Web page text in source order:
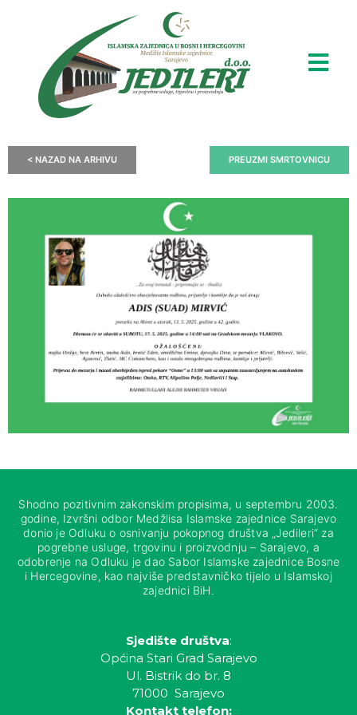
< NAZAD NA ARHIVU PREUZMI SMRTOVNICU
Shodno pozitivnim zakonskim propisima, u septembru 2003.
godine, Izvršni odbor Medžlisa Islamske zajednice Sarajevo
donio je Odluku o osnivanju pokopnog društva „Jedileri“ za
pogrebne usluge, trgovinu i proizvodnju – Sarajevo, a
odobrenje na Odluku je dao Sabor Islamske zajednice Bosne
i Hercegovine, kao najviše predstavničko tijelo u Islamskoj
zajednici BiH.
Sjedište društva:
Općina Stari Grad Sarajevo
Ul. Bistrik do br. 8
71000 Sarajevo
Kontakt telefon: